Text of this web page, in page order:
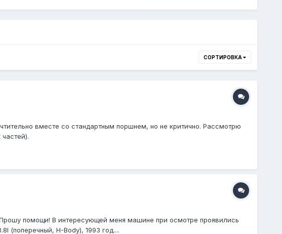
СОРТИРОВКА
вместе со стандартным поршнем, но не критично. Рассмотрю
помощи! В интересующей меня машине при осмотре проявились
(поперечный, H-Body), 1993 год....